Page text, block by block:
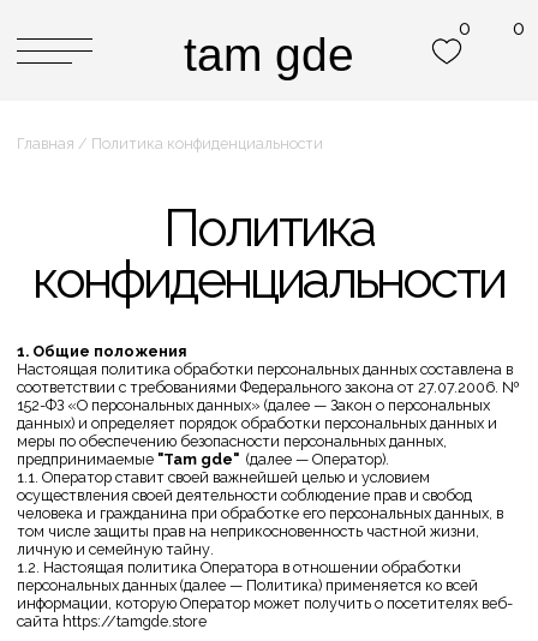
tam gde
Политика
конфиденциальности
tam gde
соответствии с требованиями Федерального закона от 27.07.2006. №
152-ФЗ «О персональных данных» (далее — Закон о персональных
данных) и определяет порядок обработки персональных данных и
осуществления своей деятельности соблюдение прав и свобод
человека и гражданина при обработке его персональных данных, в
том числе защиты прав на неприкосновенность частной жизни,
личную и семейную тайну.
1.2. Настоящая политика Оператора в отношении обработки
персональных данных (далее — Политика) применяется ко всей
информации, которую Оператор может получить о посетителях веб-
сайта https://tamgde.store
2. Основные понятия, используемые в Политике
2.1. Автоматизированная обработка персональных данных —
обработка персональных данных с помощью средств вычислительной
техники.
2.2. Блокирование персональных данных — временное прекращение
обработки персональных данных (за исключением случаев, если
обработка необходима для уточнения персональных данных).
2.3. Веб-сайт — совокупность графических и информационных
материалов, а также программ для ЭВМ и баз данных,
обеспечивающих их доступность в сети интернет по сетевому адресу
https://tamgde.store.
2.4. Информационная система персональных данных — совокупность
содержащихся в базах данных персональных данных и